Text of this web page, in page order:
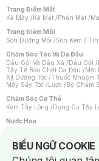
Trang Điểm Mắt
Kẻ Mày /Kẻ Mắt /Phấn Mắt /
Trang Điểm Môi
Son Dưỡng Môi /Son Kem /
Chăm Sóc Tóc Và Da Đầu
Dầu Gội Và Dầu Xả /Dầu Gội /
Tẩy Tế Bào Chết Da Đầu /Mặt
Xịt Dưỡng Tóc /Thuốc Nhuộm
Máy Sấy Tóc /Lược /Bộ Chăm
Chăm Sóc Cơ Thể
Kem Tẩy Lông /Dụng Cụ Tẩy
Nước Hoa
Nước Hoa Nữ
Chăm Sóc Cá Nhân
Chống Muỗi /Khẩu Trang /
BIỂU NGỮ COOKIE
Notice about cookies